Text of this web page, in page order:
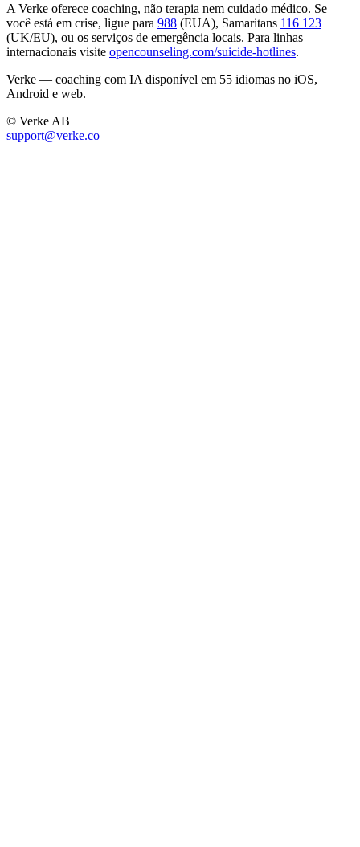
A Verke oferece coaching, não terapia nem cuidado médico. Se
você está em crise, ligue para 988 (EUA), Samaritans 116 123
(UK/EU), ou os serviços de emergência locais. Para linhas
internacionais visite opencounseling.com/suicide-hotlines.
Verke — coaching com IA disponível em 55 idiomas no iOS,
Android e web.
© Verke AB
support@verke.co